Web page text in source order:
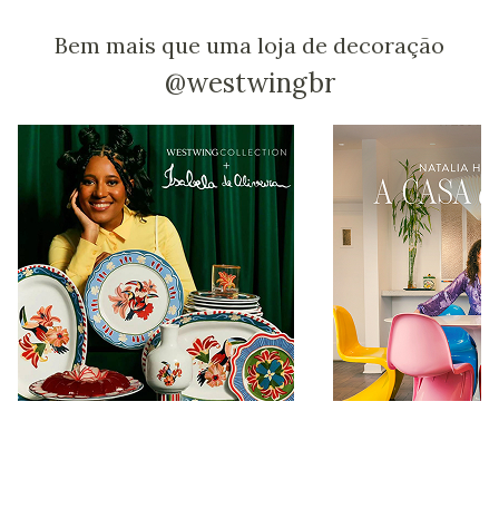
Bem mais que uma loja de decoração
@westwingbr